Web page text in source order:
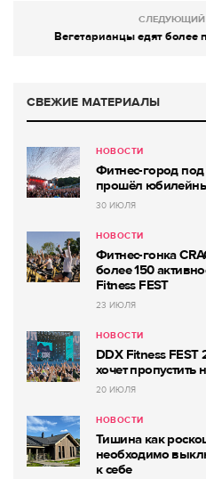
СЛЕДУЮЩИЙ
Вегетарианцы едят более
СВЕЖИЕ МАТЕРИАЛЫ
НОВОСТИ
Фитнес-город
прошёл
30 ИЮЛЯ
НОВОСТИ
Фитнес-гонка
более 150
Fitness FEST
23 ИЮЛЯ
НОВОСТИ
DDX Fitness FEST
хочет пропустить
20 ИЮЛЯ
НОВОСТИ
Тишина как
необходимо
к себе